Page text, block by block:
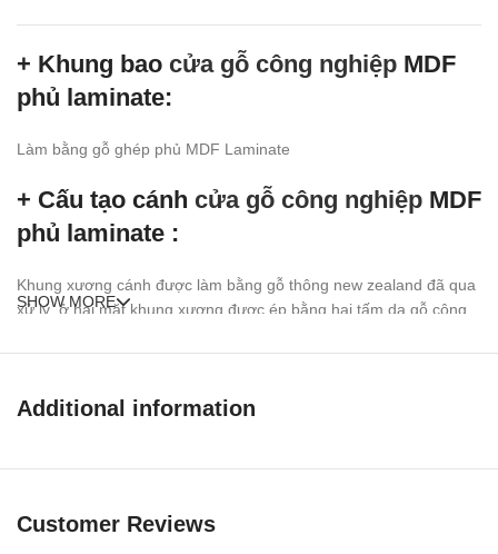
+ Khung bao cửa gỗ công nghiệp MDF
phủ laminate:
Làm bằng gỗ ghép phủ MDF Laminate
+ Cấu tạo cánh cửa gỗ công nghiệp MDF
phủ laminate :
Khung xương cánh được làm bằng gỗ thông new zealand đã qua
xử lý, ở hai mặt khung xương được ép bằng hai tấm da gỗ công
lý và trộn keo chuyên dụng ép ở nhiệt độ và áp suất trung bình
SHOW MORE
Additional information
Customer Reviews